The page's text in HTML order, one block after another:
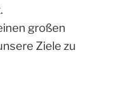
großen
Ziele zu